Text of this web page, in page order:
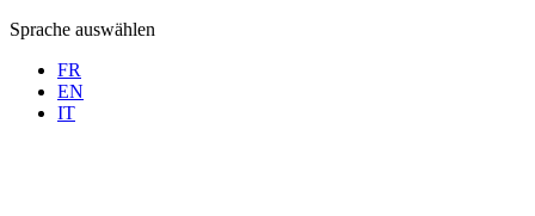
Sprache auswählen
FR
EN
IT